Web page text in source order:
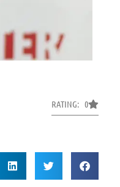
RATING: 0